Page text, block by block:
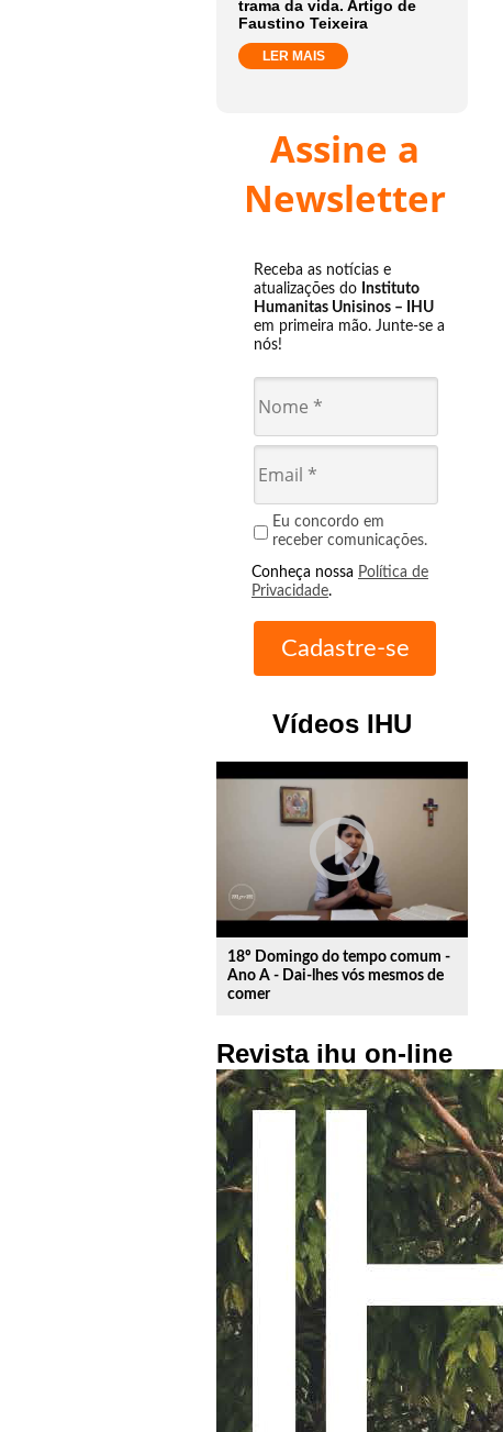
trama da vida. Artigo de
Faustino Teixeira
LER MAIS
Assine a
Newsletter
Receba as notícias e
atualizações do Instituto
Humanitas Unisinos – IHU
em primeira mão. Junte-se a
nós!
Eu concordo em
receber comunicações.
Conheça nossa Política de
Privacidade.
Vídeos IHU
play_circle_outline
18º Domingo do tempo comum -
Ano A - Dai-lhes vós mesmos de
comer
Revista ihu on-line